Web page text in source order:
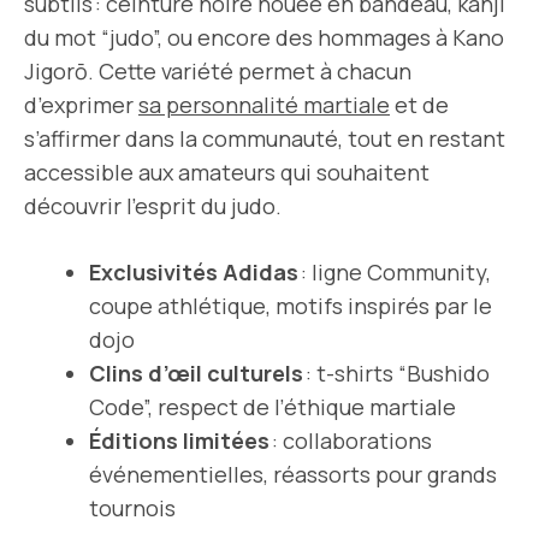
du mot “judo”, ou encore des hommages à Kano
Jigorō. Cette variété permet à chacun
d’exprimersa personnalité martiale et de
s’affirmer dans la communauté, tout en restant
accessible aux amateurs qui souhaitent
découvrir l’esprit du judo.
Exclusivités Adidas: ligne Community,
coupe athlétique, motifs inspirés par le
dojo
Clins d’œil culturels: t-shirts “Bushido
Code”, respect de l’éthique martiale
Éditions limitées: collaborations
événementielles, réassorts pour grands
tournois